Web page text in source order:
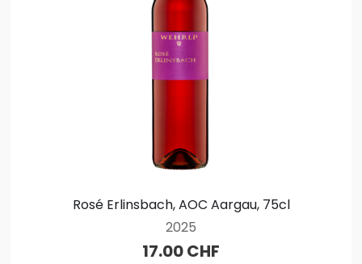
Rosé Erlinsbach, AOC Aargau, 75cl
2025
17.00 CHF